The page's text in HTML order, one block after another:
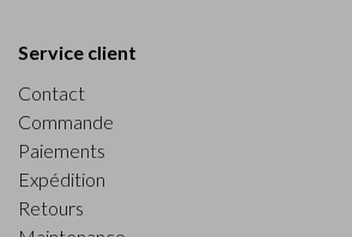
Service client
Contact
Commande
Paiements
Expédition
Retours